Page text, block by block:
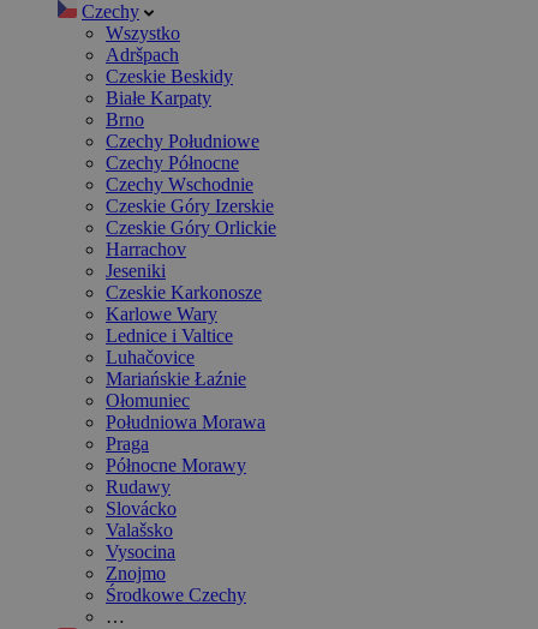
Czechy
Wszystko
Adršpach
Czeskie Beskidy
Białe Karpaty
Brno
Czechy Południowe
Czechy Północne
Czechy Wschodnie
Czeskie Góry Izerskie
Czeskie Góry Orlickie
Harrachov
Jeseniki
Czeskie Karkonosze
Karlowe Wary
Lednice i Valtice
Luhačovice
Mariańskie Łaźnie
Ołomuniec
Południowa Morawa
Praga
Północne Morawy
Rudawy
Slovácko
Valašsko
Vysocina
Znojmo
Środkowe Czechy
…